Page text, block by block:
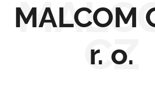
MALCOM
r. o.